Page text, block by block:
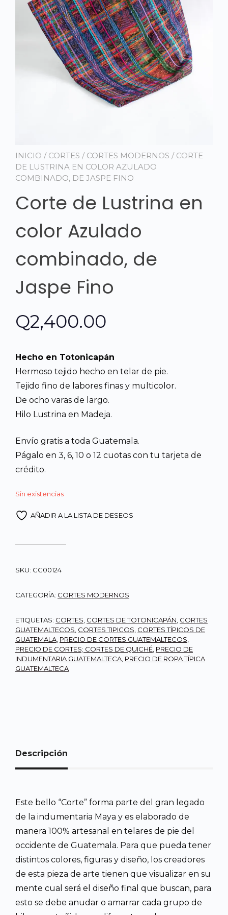
INICIO / CORTES / CORTES MODERNOS / CORTE
DE LUSTRINA EN COLOR AZULADO
COMBINADO, DE JASPE FINO
Corte de Lustrina en
color Azulado
combinado, de
Jaspe Fino
Q2,400.00
Hecho en Totonicapán
Hermoso tejido hecho en telar de pie.
Tejido fino de labores finas y multicolor.
De ocho varas de largo.
Hilo Lustrina en Madeja.
Envío gratis a toda Guatemala.
Págalo en 3, 6, 10 o 12 cuotas con tu tarjeta de
crédito.
Sin existencias
AÑADIR A LA LISTA DE DESEOS
SKU: CC00124
CATEGORÍA: CORTES MODERNOS
ETIQUETAS: CORTES CORTES DE TOTONICAPÁN CORTES
GUATEMALTECOS CORTES TIPICOS CORTES TÍPICOS DE
GUATEMALA PRECIO DE CORTES GUATEMALTECOS
PRECIO DE CORTES; CORTES DE QUICHÉ PRECIO DE
INDUMENTARIA GUATEMALTECA PRECIO DE ROPA TÍPICA
GUATEMALTECA
Descripción
Este bello “Corte” forma parte del gran legado
de la indumentaria Maya y es elaborado de
manera 100% artesanal en telares de pie del
occidente de Guatemala. Para que pueda tener
distintos colores, figuras y diseño, los creadores
de esta pieza de arte tienen que visualizar en su
mente cual será el diseño final que buscan, para
esto se debe anudar o amarrar cada grupo de